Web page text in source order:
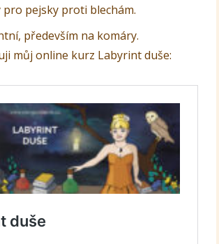
pro pejsky proti blechám.
především na komáry.
můj online kurz Labyrint duše: